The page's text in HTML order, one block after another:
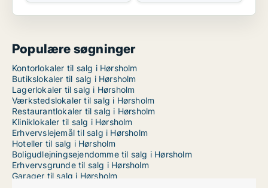
Populære søgninger
Kontorlokaler til salg i Hørsholm
Butikslokaler til salg i Hørsholm
Lagerlokaler til salg i Hørsholm
Værkstedslokaler til salg i Hørsholm
Restaurantlokaler til salg i Hørsholm
Kliniklokaler til salg i Hørsholm
Erhvervslejemål til salg i Hørsholm
Hoteller til salg i Hørsholm
Boligudlejningsejendomme til salg i Hørsholm
Erhvervsgrunde til salg i Hørsholm
Garager til salg i Hørsholm